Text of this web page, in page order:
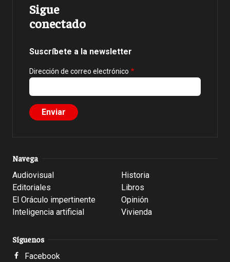
Sigue
conectado
Suscríbete a la newsletter
Dirección de correo electrónico
Navega
Audiovisual
Editoriales
El Oráculo impertinente
Inteligencia artificial
Historia
Libros
Opinión
Vivienda
Síguenos
Facebook